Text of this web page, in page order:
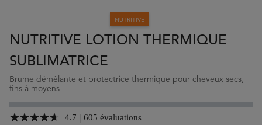
NUTRITIVE
NUTRITIVE LOTION THERMIQUE
SUBLIMATRICE
Brume démêlante et protectrice thermique pour cheveux secs,
fins à moyens
4.7 605 évaluations